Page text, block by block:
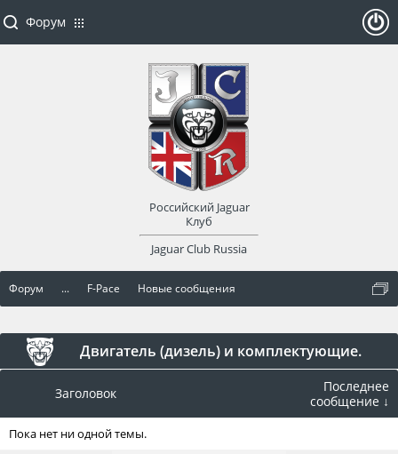
Форум ... F-Pace Новые сообщения
Двигатель (дизель) и комплектующие.
Заголовок
Последнее
сообщение ↓
Пока нет ни одной темы.
Форум
Российский Jaguar
Клуб
Jaguar Club Russia
оват